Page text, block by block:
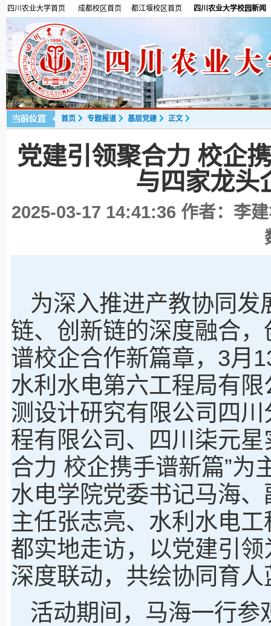
四川农业大学首页 成都校区首页 都江堰校区首页 四川农业大学校园新闻
首页 专题报道 基层党建 正文
党建引领聚合力 校企
与四家龙头
2025-03-17 14:41:36 作者：李
为深入推进产教协同
链、创新链的深度融合，
谱校企合作新篇章，3月
水利水电第六工程局有
测设计研究有限公司四
程有限公司、四川柒元
合力 校企携手谱新篇”为
水电学院党委书记马海
主任张志亮、水利水电
都实地走访，以党建引
深度联动，共绘协同育人
活动期间，马海一行参